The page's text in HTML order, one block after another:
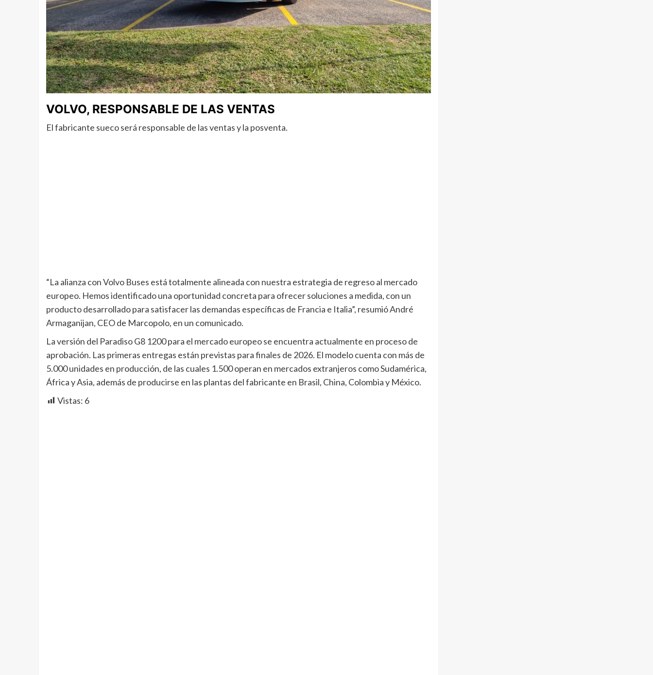
VOLVO, RESPONSABLE DE LAS VENTAS
El fabricante sueco será responsable de las ventas y la posventa.
“La alianza con Volvo Buses está totalmente alineada con nuestra estrategia de regreso al mercado
europeo. Hemos identificado una oportunidad concreta para ofrecer soluciones a medida, con un
producto desarrollado para satisfacer las demandas específicas de Francia e Italia”, resumió André
Armaganijan, CEO de Marcopolo, en un comunicado.
La versión del Paradiso G8 1200 para el mercado europeo se encuentra actualmente en proceso de
aprobación. Las primeras entregas están previstas para finales de 2026. El modelo cuenta con más de
5.000 unidades en producción, de las cuales 1.500 operan en mercados extranjeros como Sudamérica,
África y Asia, además de producirse en las plantas del fabricante en Brasil, China, Colombia y México.
Vistas: 6